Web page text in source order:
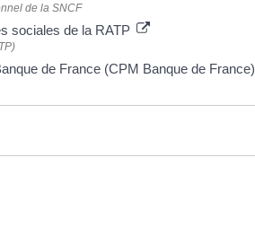
de la SNCF
sociales de la RATP
de France (CPM Banque de France)